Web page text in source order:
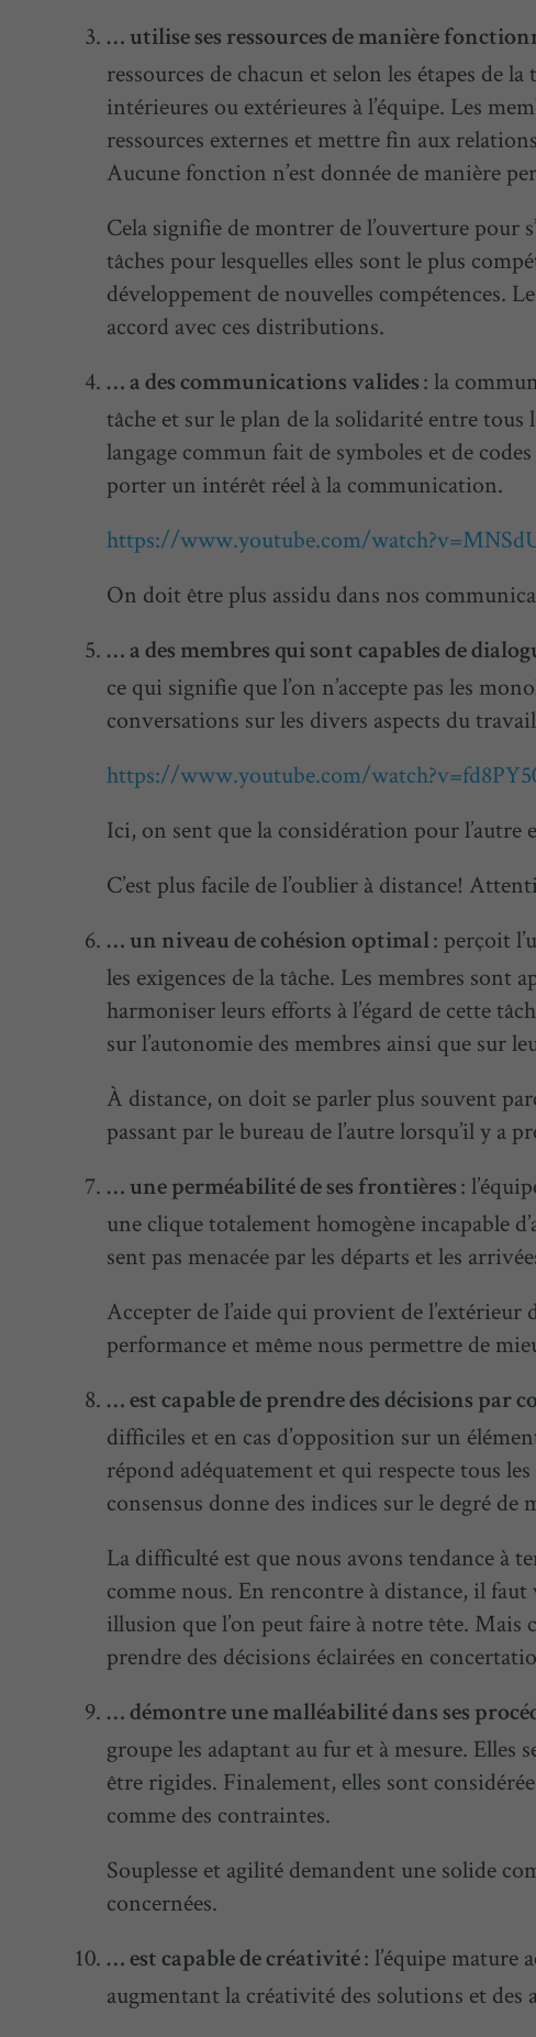
… utilise ses ressources de manière
ressources de chacun et selon les étapes de
intérieures ou extérieures à l’équipe. Les
ressources externes et mettre fin aux
Aucune fonction n’est donnée de manière
Cela signifie de montrer de l’ouverture pour
tâches pour lesquelles elles sont le plus
développement de nouvelles compétences.
accord avec ces distributions.
… a des communications valides : la
tâche et sur le plan de la solidarité entre
langage commun fait de symboles et de
porter un intérêt réel à la communication.
https://www.youtube.com/
On doit être plus assidu dans nos
… a des membres qui sont capables de
ce qui signifie que l’on n’accepte pas les
conversations sur les divers aspects du
https://www.youtube.com/
Ici, on sent que la considération pour
C’est plus facile de l’oublier à distance!
… un niveau de cohésion optimal: perçoit
les exigences de la tâche. Les membres sont
harmoniser leurs efforts à l’égard de cette
sur l’autonomie des membres ainsi que sur
À distance, on doit se parler plus souvent
passant par le bureau de l’autre lorsqu’il y a
… une perméabilité de ses frontières :
une clique totalement homogène incapable
sent pas menacée par les départs et les
Accepter de l’aide qui provient de l’extérieur
performance et même nous permettre de
… est capable de prendre des décisions par
difficiles et en cas d’opposition sur un
répond adéquatement et qui respecte tous
consensus donne des indices sur le degré de
La difficulté est que nous avons tendance à
comme nous. En rencontre à distance, il
illusion que l’on peut faire à notre tête. Mais
prendre des décisions éclairées en
… démontre une malléabilité dans ses
groupe les adaptant au fur et à mesure.
être rigides. Finalement, elles sont
comme des contraintes.
Souplesse et agilité demandent une solide
concernées.
… est capable de créativité: l’équipe mature
augmentant la créativité des solutions et des